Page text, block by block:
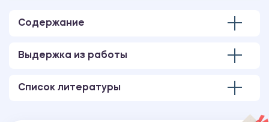
Приложение А Свидетельство о регистрации
Приложение В Баланс 2016 год
Приложение Е Отчеты об основных средствах и
Содержание
Выдержка из работы
Список литературы